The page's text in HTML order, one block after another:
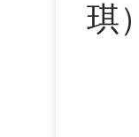
琪